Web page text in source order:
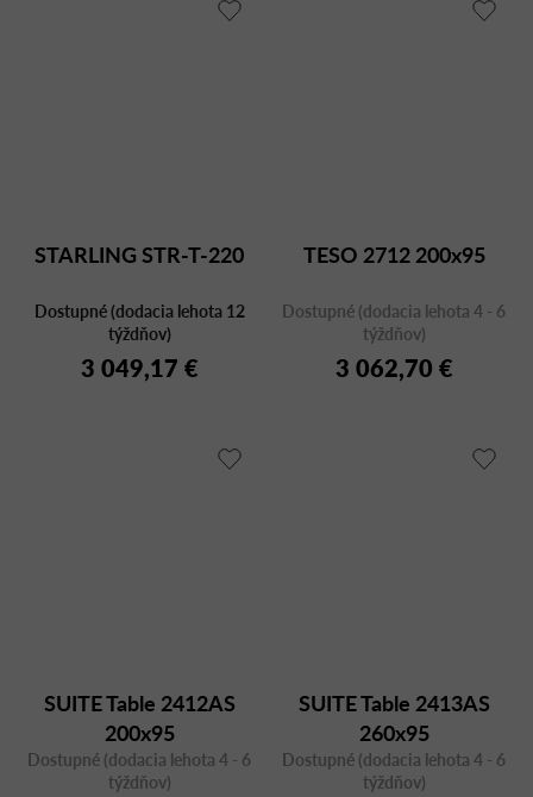
STARLING STR-T-220
Dostupné (dodacia lehota 12
týždňov)
3 049,17 €
TESO 2712 200x95
Dostupné (dodacia lehota 4 - 6
týždňov)
3 062,70 €
SUITE Table 2412AS
200x95
Dostupné (dodacia lehota 4 - 6
týždňov)
SUITE Table 2413AS
260x95
Dostupné (dodacia lehota 4 - 6
týždňov)